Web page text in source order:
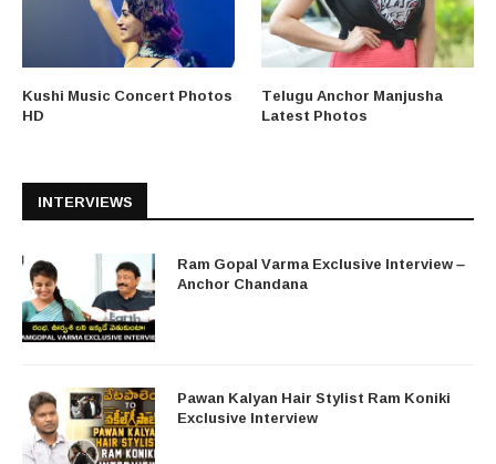
Kushi Music Concert Photos
HD
Telugu Anchor Manjusha
Latest Photos
INTERVIEWS
Ram Gopal Varma Exclusive Interview –
Anchor Chandana
Pawan Kalyan Hair Stylist Ram Koniki
Exclusive Interview